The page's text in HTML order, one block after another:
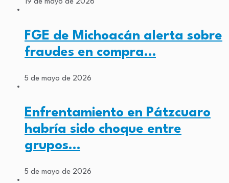
19 de mayo de 2026
FGE de Michoacán alerta sobre
fraudes en compra…
5 de mayo de 2026
Enfrentamiento en Pátzcuaro
habría sido choque entre
grupos…
5 de mayo de 2026